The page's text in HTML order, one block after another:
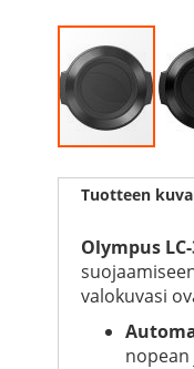
to
images
gallery
Tuotteen
Olympus
valokuvasi
nopean